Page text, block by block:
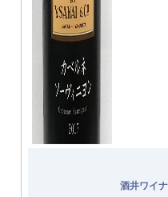
酒井ワイ